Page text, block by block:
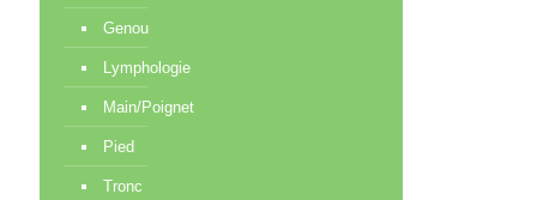
Genou
Lymphologie
Main/Poignet
Pied
Tronc